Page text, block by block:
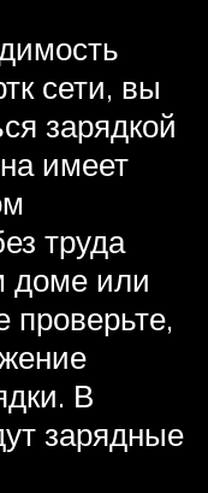
сети, вы
зарядкой
имеет
труда
доме или
проверьте,
В
зарядные